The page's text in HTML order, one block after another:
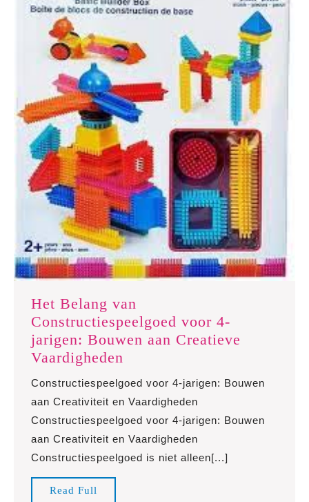
Het Belang van
Constructiespeelgoed voor 4-
jarigen: Bouwen aan Creatieve
Vaardigheden
Belang
van
Constructiespeelgoed
voor
4-
jarigen:
Constructiespeelgoed voor 4-jarigen: Bouwen
aan Creativiteit en Vaardigheden
Constructiespeelgoed voor 4-jarigen: Bouwen
aan Creativiteit en Vaardigheden
Constructiespeelgoed is niet alleen[...]
Read Full